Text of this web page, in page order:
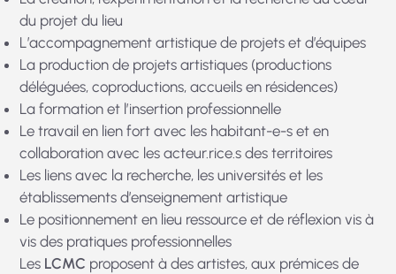
du projet du lieu
L’accompagnement artistique de projets et d’équipes
La production de projets artistiques (productions
déléguées, coproductions, accueils en résidences)
La formation et l’insertion professionnelle
Le travail en lien fort avec les habitant-e-s et en
collaboration avec les acteur.rice.s des territoires
Les liens avec la recherche, les universités et les
établissements d’enseignement artistique
Le positionnement en lieu ressource et de réflexion vis à
vis des pratiques professionnelles
Les LCMC proposent à des artistes, aux prémices de